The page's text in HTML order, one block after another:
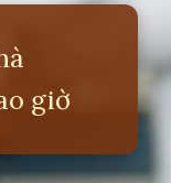
giờ